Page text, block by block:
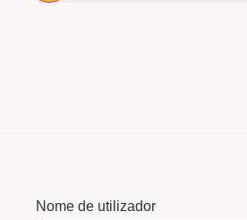
Nome de utilizador